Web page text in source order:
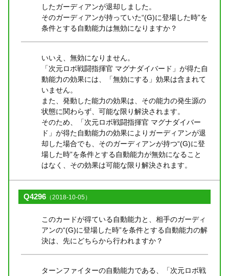
したガーディアンが退却しました。
そのガーディアンが持っていた“(G)に登場した時”を
条件とする自動能力は無効になりますか？
いいえ、無効になりません。
「次元ロボ戦闘指揮官 マグナダイバード」が得た自
動能力の効果には、「無効にする」効果は含まれて
いません。
また、発動した能力の効果は、その能力の発生源の
状態に関わらず、可能な限り解決されます。
そのため、「次元ロボ戦闘指揮官 マグナダイバー
ド」が得た自動能力の効果によりガーディアンが退
却した場合でも、そのガーディアンが持つ“(G)に登
場した時”を条件とする自動能力が無効になること
はなく、その効果は可能な限り解決されます。
Q4296 （2018-10-05）
このカードが得ている自動能力と、相手のガーディ
アンの“(G)に登場した時”を条件とする自動能力の解
決は、先にどちらから行われますか？
ターンファイターの自動能力である、「次元ロボ戦